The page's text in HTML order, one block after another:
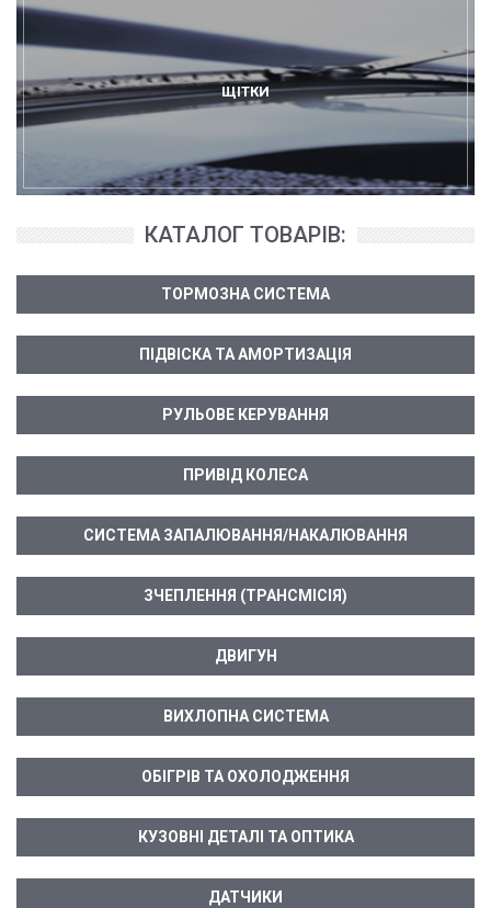
ЩІТКИ
КАТАЛОГ ТОВАРІВ:
ТОРМОЗНА СИСТЕМА
ПІДВІСКА ТА АМОРТИЗАЦІЯ
РУЛЬОВЕ КЕРУВАННЯ
ПРИВІД КОЛЕСА
СИСТЕМА ЗАПАЛЮВАННЯ/НАКАЛЮВАННЯ
ЗЧЕПЛЕННЯ (ТРАНСМІСІЯ)
ДВИГУН
ВИХЛОПНА СИСТЕМА
ОБІГРІВ ТА ОХОЛОДЖЕННЯ
КУЗОВНІ ДЕТАЛІ ТА ОПТИКА
ДАТЧИКИ